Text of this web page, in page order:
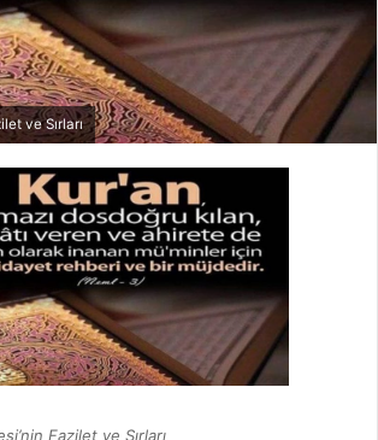
ve Sırları
Fazilet ve Sırları